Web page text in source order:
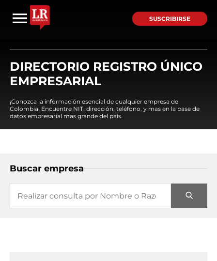
SUSCRIBIRSE
DIRECTORIO REGISTRO ÚNICO
EMPRESARIAL
¡Conozca la información esencial de cualquier empresa de
Colombia! Encuentre NIT, dirección, teléfono, y mas en la base de
datos empresarial mas grande del país.
Buscar empresa